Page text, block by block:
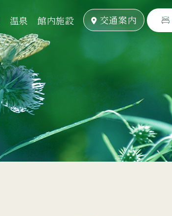
温泉 館内施設 交通案内
温泉 館内施設 交通案内